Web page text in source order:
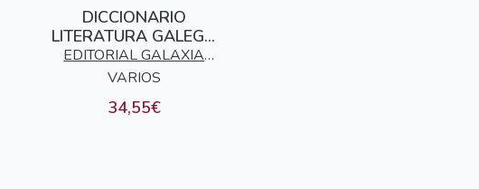
DICCIONARIO
LITERATURA GALEGA
II - PUBLICACIONS
PERIODICAS
EDITORIAL GALAXIA
S.A.
VARIOS
34,55€